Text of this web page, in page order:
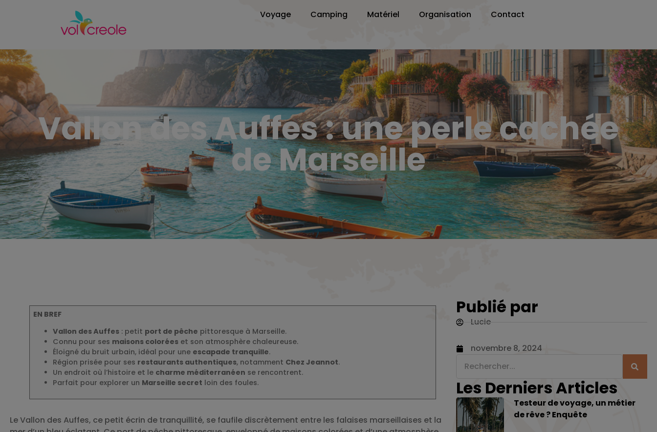
Voyage Camping Matériel Organisation Contact
Vallon des Auffes : une perle cachée
de Marseille
EN BREF
Vallon des Auffes : petit port de pêche pittoresque à Marseille.
Connu pour ses maisons colorées et son atmosphère chaleureuse.
Éloigné du bruit urbain, idéal pour une escapade tranquille.
Région prisée pour ses restaurants authentiques, notamment Chez Jeannot.
Un endroit où l’histoire et le charme méditerranéen se rencontrent.
Parfait pour explorer un Marseille secret loin des foules.
Le Vallon des Auffes, ce petit écrin de tranquillité, se faufile discrètement entre les falaises marseillaises et la
Publié par
Lucie
novembre 8, 2024
Les Derniers Articles
Testeur de voyage, un métier
de rêve ? Enquête